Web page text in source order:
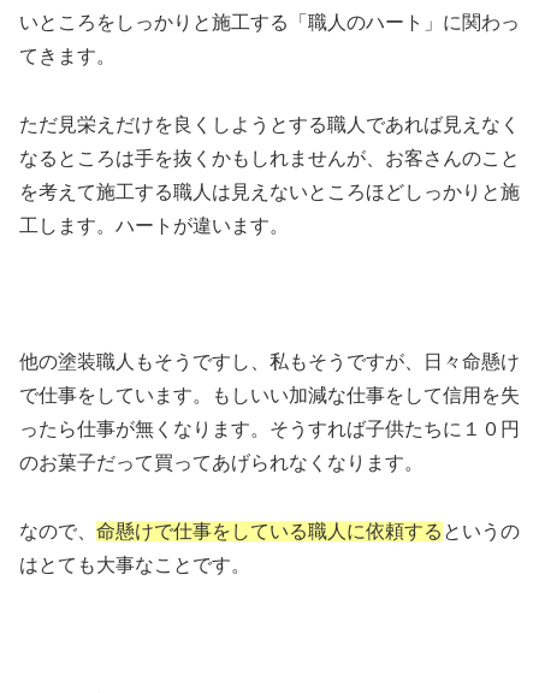
いところをしっかりと施工する「職人のハート」に関わっ
てきます。
ただ見栄えだけを良くしようとする職人であれば見えなく
なるところは手を抜くかもしれませんが、お客さんのこと
を考えて施工する職人は見えないところほどしっかりと施
工します。ハートが違います。
他の塗装職人もそうですし、私もそうですが、日々命懸け
で仕事をしています。もしいい加減な仕事をして信用を失
ったら仕事が無くなります。そうすれば子供たちに１０円
のお菓子だって買ってあげられなくなります。
なので、 命懸けで仕事をしている職人に依頼する というの
はとても大事なことです。